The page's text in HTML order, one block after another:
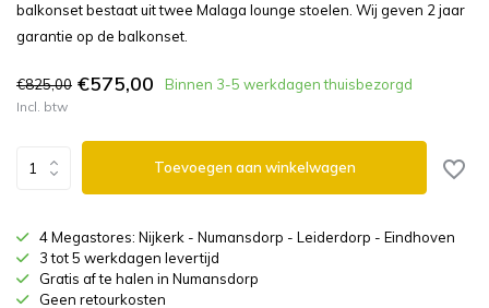
balkonset bestaat uit twee Malaga lounge stoelen. Wij geven 2 jaar
garantie op de balkonset.
€825,00 €575,00 Binnen 3-5 werkdagen thuisbezorgd
Incl. btw
Toevoegen aan winkelwagen
4 Megastores: Nijkerk - Numansdorp - Leiderdorp - Eindhoven
3 tot 5 werkdagen levertijd
Gratis af te halen in Numansdorp
Geen retourkosten